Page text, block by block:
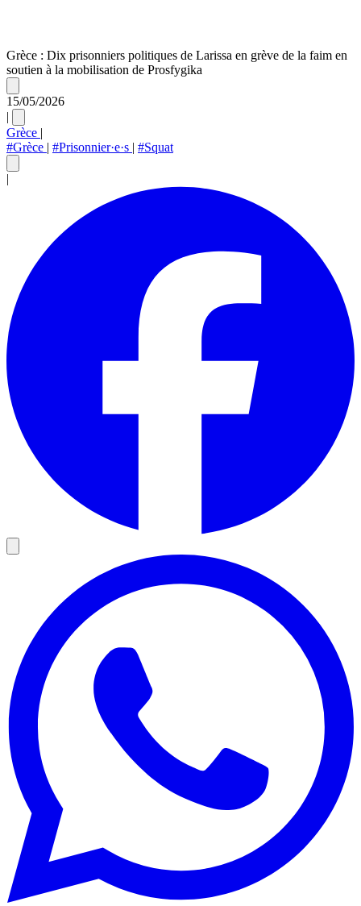
Grèce : Dix prisonniers politiques de Larissa en grève de la faim en
soutien à la mobilisation de Prosfygika
15/05/2026
|
Grèce |
#Grèce | #Prisonnier·e·s | #Squat
|